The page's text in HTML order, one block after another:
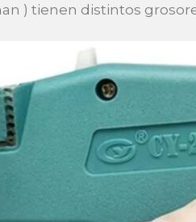
) tienen distintos